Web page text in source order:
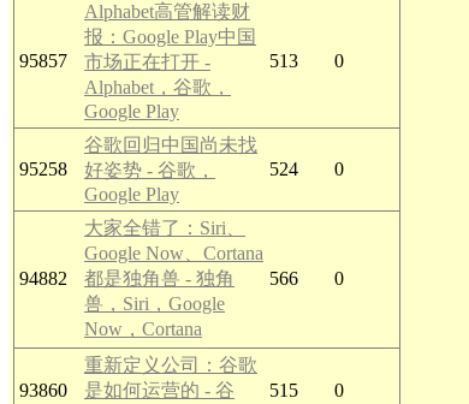
95857
Alphabet高管解读财
报：Google Play中国
市场正在打开 -
Alphabet，谷歌，
Google Play
513 0
95258
谷歌回归中国尚未找
好姿势 - 谷歌，
Google Play
524 0
94882
大家全错了：Siri、
Google Now、Cortana
都是独角兽 - 独角
兽，Siri，Google
Now，Cortana
566 0
93860
重新定义公司：谷歌
是如何运营的 - 谷
515 0